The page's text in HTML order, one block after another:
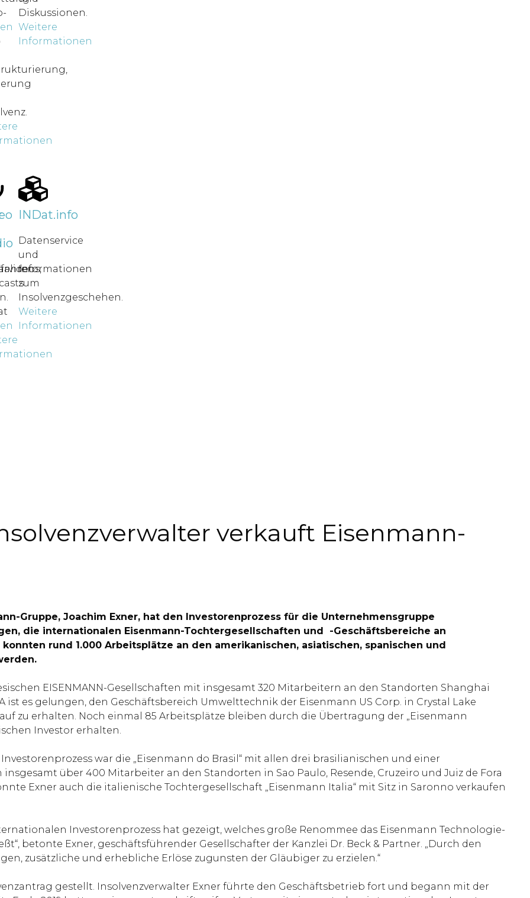
Diskussionen.
Weitere
Informationen
INDat.info
Datenservice
und
Informationen
zum
Insolvenzgeschehen.
Weitere
Informationen
verkauft Eisenmann-
Gruppe, Joachim Exner, hat den Investorenprozess für die Unternehmensgruppe
die internationalen Eisenmann-Tochtergesellschaften und -Geschäftsbereiche an
rund 1.000 Arbeitsplätze an den amerikanischen, asiatischen, spanischen und
EISENMANN-Gesellschaften mit insgesamt 320 Mitarbeitern an den Standorten Shanghai
ist es gelungen, den Geschäftsbereich Umwelttechnik der Eisenmann US Corp. in Crystal Lake
zu erhalten. Noch einmal 85 Arbeitsplätze bleiben durch die Übertragung der „Eisenmann
Investor erhalten.
war die „Eisenmann do Brasil“ mit allen drei brasilianischen und einer
über 400 Mitarbeiter an den Standorten in Sao Paulo, Resende, Cruzeiro und Juiz de Fora
Exner auch die italienische Tochtergesellschaft „Eisenmann Italia“ mit Sitz in Saronno verkaufen
Investorenprozess hat gezeigt, welches große Renommee das Eisenmann Technologie-
betonte Exner, geschäftsführender Gesellschafter der Kanzlei Dr. Beck & Partner. „Durch den
zusätzliche und erhebliche Erlöse zugunsten der Gläubiger zu erzielen.“
gestellt. Insolvenzverwalter Exner führte den Geschäftsbetrieb fort und begann mit der